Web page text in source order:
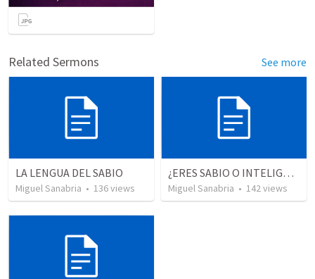
Related Sermons See more
LA LENGUA DEL SABIO
Miguel Sanabria • 136views
¿ERES SABIO O INTELIGENTE?
Miguel Sanabria • 142views